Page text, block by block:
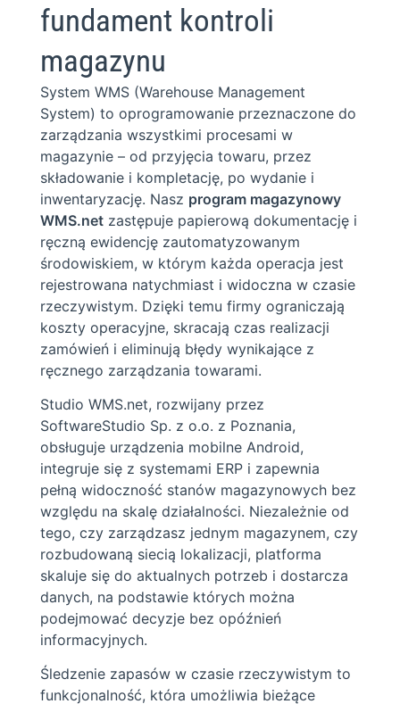
fundament kontroli
magazynu
System WMS (Warehouse Management
System) to oprogramowanie przeznaczone do
zarządzania wszystkimi procesami w
magazynie – od przyjęcia towaru, przez
składowanie i kompletację, po wydanie i
inwentaryzację. Nasz program magazynowy
WMS.net zastępuje papierową dokumentację i
ręczną ewidencję zautomatyzowanym
środowiskiem, w którym każda operacja jest
rejestrowana natychmiast i widoczna w czasie
rzeczywistym. Dzięki temu firmy ograniczają
koszty operacyjne, skracają czas realizacji
zamówień i eliminują błędy wynikające z
ręcznego zarządzania towarami.
Studio WMS.net, rozwijany przez
SoftwareStudio Sp. z o.o. z Poznania,
obsługuje urządzenia mobilne Android,
integruje się z systemami ERP i zapewnia
pełną widoczność stanów magazynowych bez
względu na skalę działalności. Niezależnie od
tego, czy zarządzasz jednym magazynem, czy
rozbudowaną siecią lokalizacji, platforma
skaluje się do aktualnych potrzeb i dostarcza
danych, na podstawie których można
podejmować decyzje bez opóźnień
informacyjnych.
Śledzenie zapasów w czasie rzeczywistym to
funkcjonalność, która umożliwia bieżące